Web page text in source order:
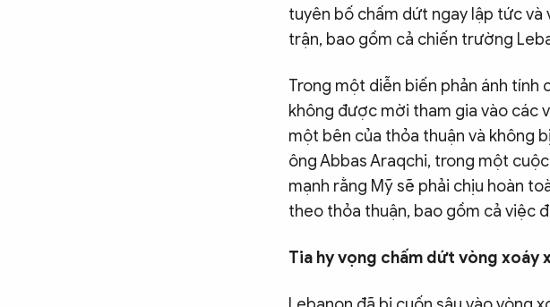
tuyên bố chấm dứt ngay lập tức
trận, bao gồm cả chiến trường
Trong một diễn biến phản ánh tính
không được mời tham gia vào các
một bên của thỏa thuận và không
ông Abbas Araqchi, trong một
mạnh rằng Mỹ sẽ phải chịu hoàn
theo thỏa thuận, bao gồm cả việc
Tia hy vọng chấm dứt vòng xoáy